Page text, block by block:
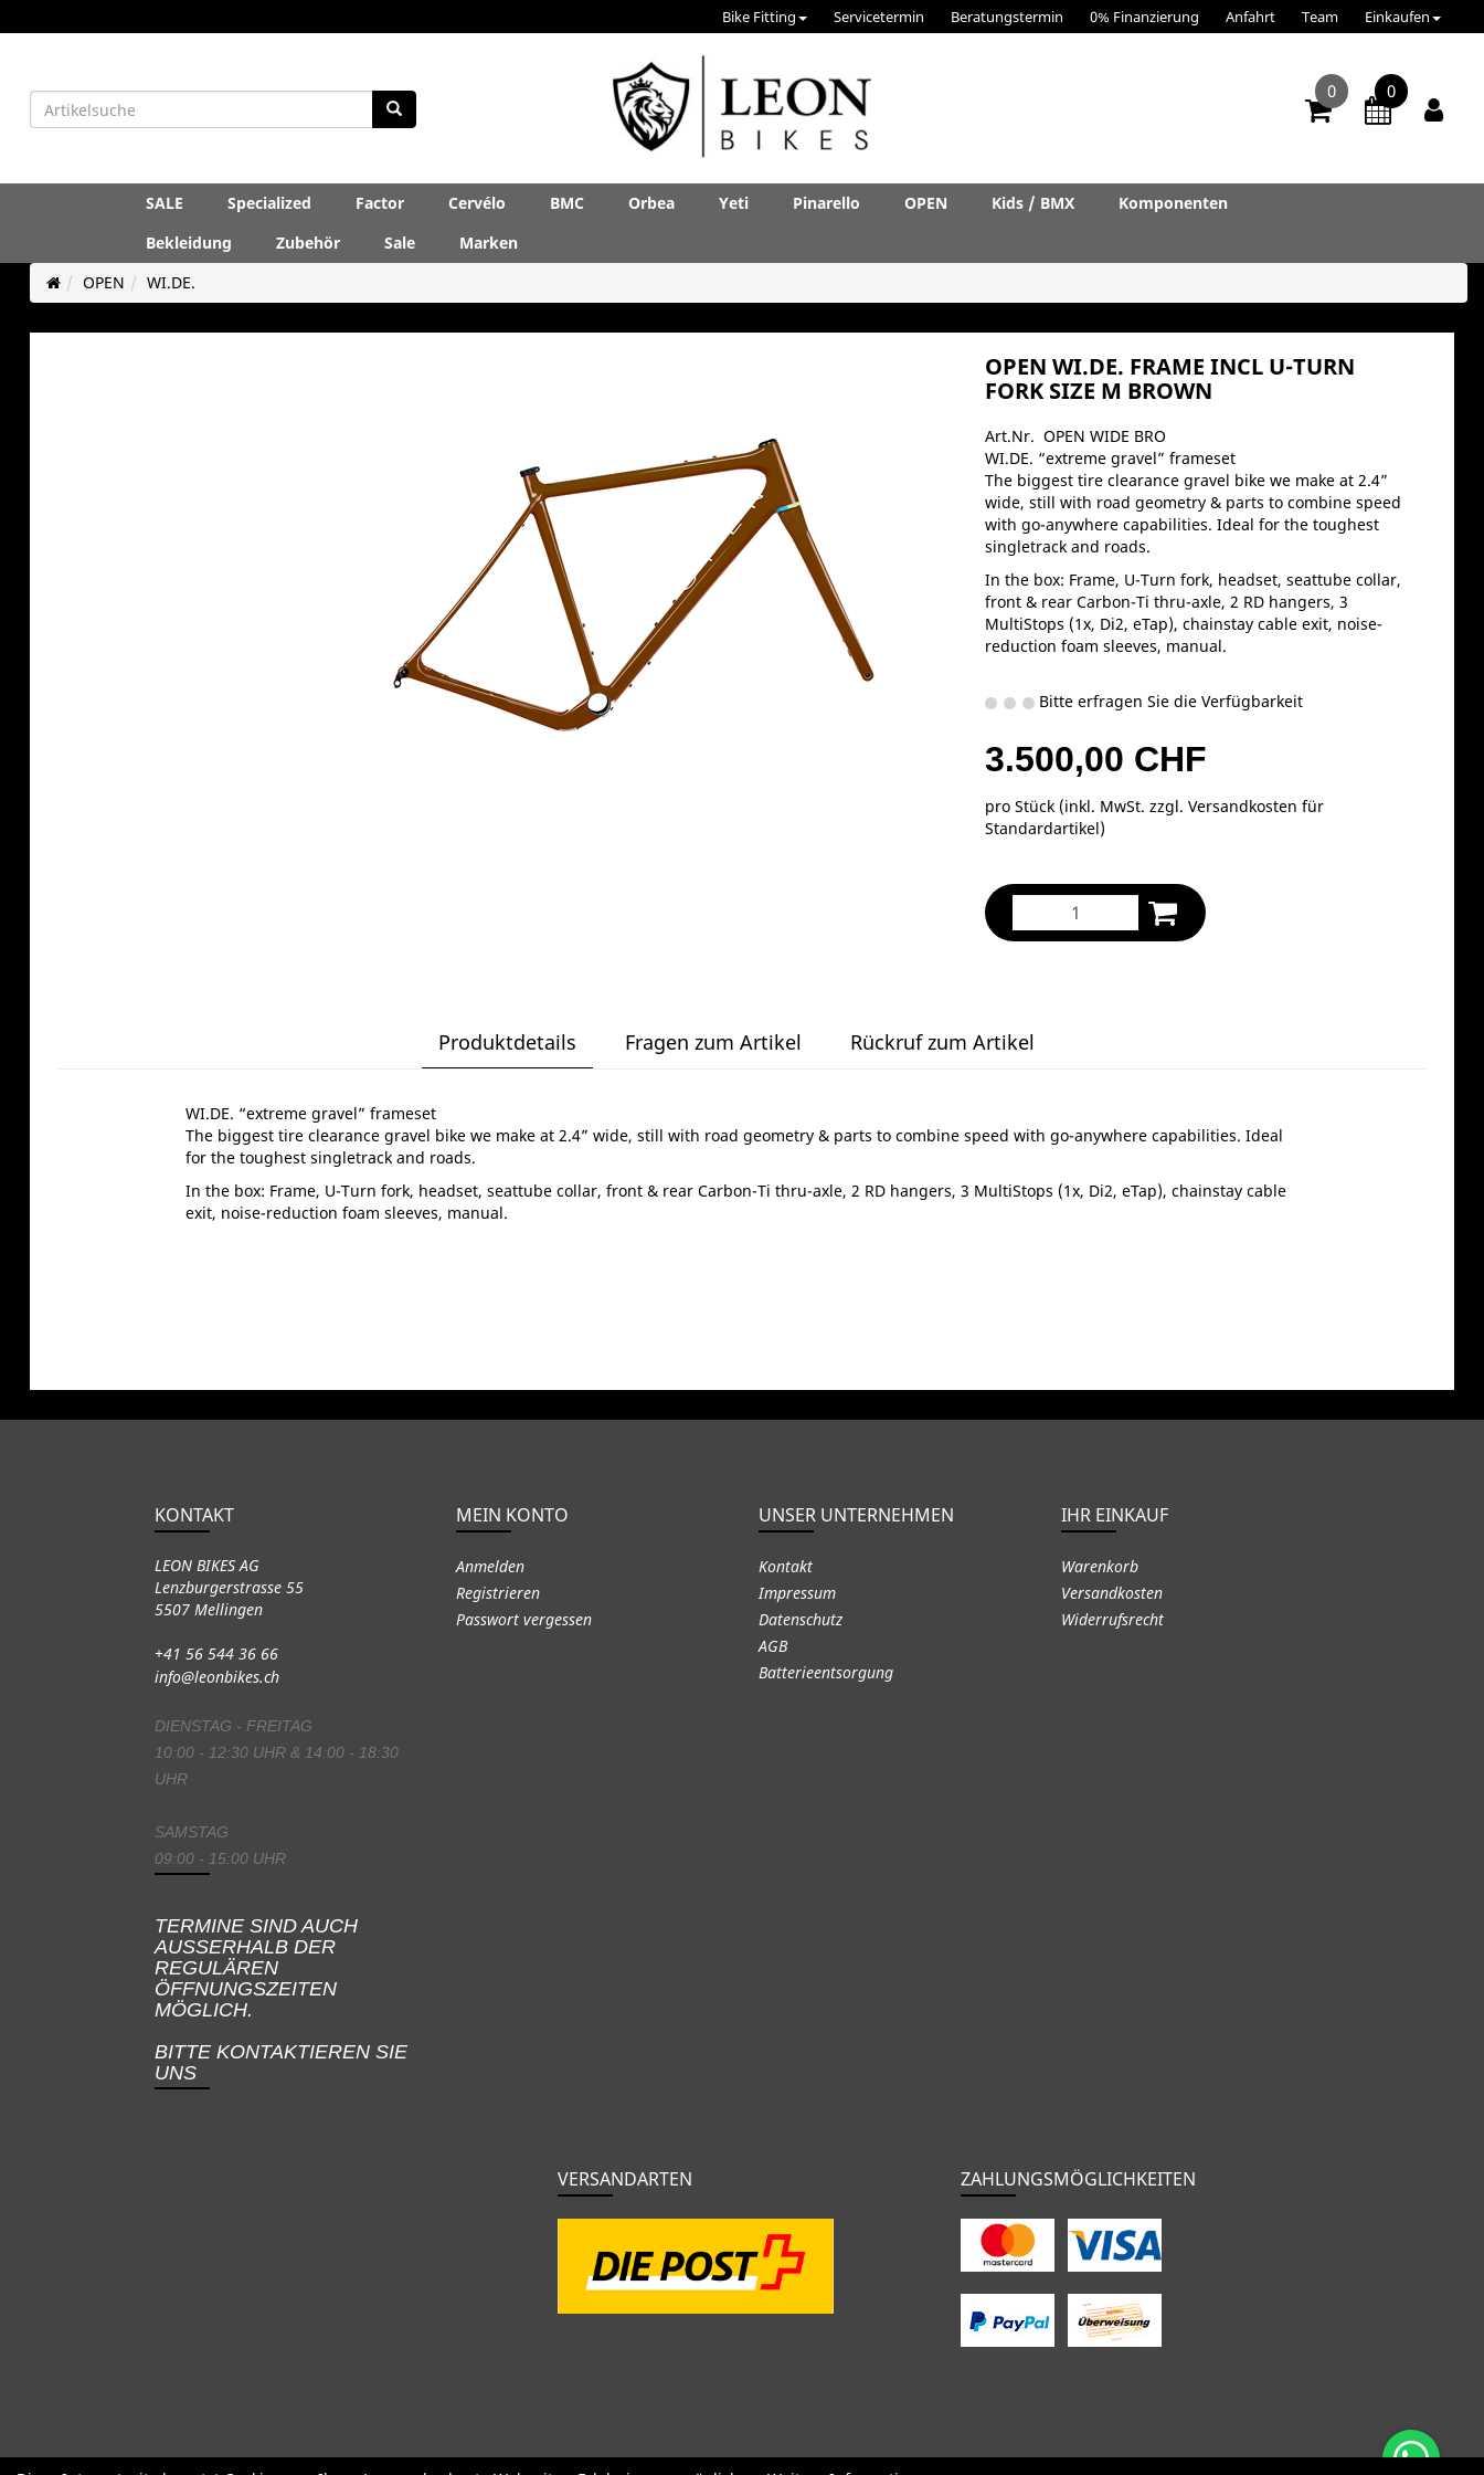
Bike Fitting Servicetermin Beratungstermin 0% Finanzierung Anfahrt Team Einkaufen
0 0
SALE Specialized Factor Cervélo BMC Orbea Yeti Pinarello OPEN Kids / BMX
Komponenten
Bekleidung
Zubehör Sale
Marken
OPEN
WI.DE.
OPEN WI.DE. FRAME INCL U-TURN
FORK SIZE M BROWN
Art.Nr. OPEN WIDE BRO
WI.DE. “extreme gravel” frameset
The biggest tire clearance gravel bike we make at 2.4”
wide, still with road geometry & parts to combine speed
with go-anywhere capabilities. Ideal for the toughest
singletrack and roads.
In the box: Frame, U-Turn fork, headset, seattube collar,
front & rear Carbon-Ti thru-axle, 2 RD hangers, 3
MultiStops (1x, Di2, eTap), chainstay cable exit, noise-
reduction foam sleeves, manual.
Bitte erfragen Sie die Verfügbarkeit
3.500,00 CHF
pro Stück (inkl. MwSt. zzgl.Versandkosten für
Standardartikel)
Produktdetails Fragen zum Artikel Rückruf zum Artikel
WI.DE. “extreme gravel” frameset
The biggest tire clearance gravel bike we make at 2.4” wide, still with road geometry & parts to combine speed with go-anywhere capabilities. Ideal
for the toughest singletrack and roads.
In the box: Frame, U-Turn fork, headset, seattube collar, front & rear Carbon-Ti thru-axle, 2 RD hangers, 3 MultiStops (1x, Di2, eTap), chainstay cable
exit, noise-reduction foam sleeves, manual.
KONTAKT
LEON BIKES AG
Lenzburgerstrasse 55
5507 Mellingen
+41 56 544 36 66
info@leonbikes.ch
DIENSTAG - FREITAG
10:00 - 12:30 UHR & 14:00 - 18:30
UHR
SAMSTAG
09:00 - 15:00 UHR
TERMINE SIND AUCH
AUSSERHALB DER
REGULÄREN
ÖFFNUNGSZEITEN
MÖGLICH.
BITTE KONTAKTIEREN SIE
UNS
MEIN KONTO
Anmelden
Registrieren
Passwort vergessen
UNSER UNTERNEHMEN
Kontakt
Impressum
Datenschutz
AGB
Batterieentsorgung
IHR EINKAUF
Warenkorb
Versandkosten
Widerrufsrecht
VERSANDARTEN ZAHLUNGSMÖGLICHKEITEN
SALE Specialized Factor Cervélo BMC Orbea Pinarello OPEN Kids / BMX